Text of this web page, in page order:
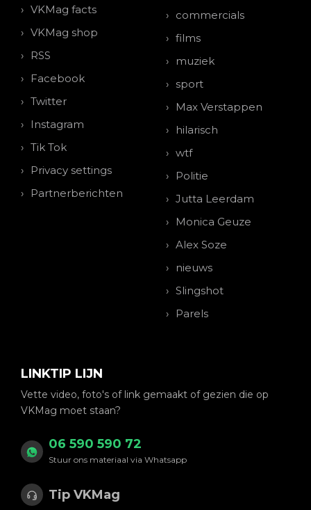
VKMag facts
VKMag shop
RSS
Facebook
Twitter
Instagram
Tik Tok
Privacy settings
Partnerberichten
commercials
films
muziek
sport
Max Verstappen
hilarisch
wtf
Politie
Jutta Leerdam
Monica Geuze
Alex Soze
nieuws
Slingshot
Parels
LINKTIP LIJN
Vette video, foto's of link gemaakt of gezien die op
VKMag moet staan?
06 590 590 72
Stuur ons materiaal via Whatsapp
Tip VKMag